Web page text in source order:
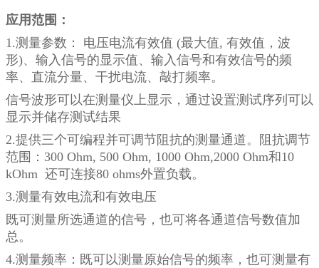
应用范围：
1.测量参数： 电压电流有效值 (最大值, 有效值，波
形)、输入信号的显示值、输入信号和有效信号的频
率、直流分量、干扰电流、敲打频率。
信号波形可以在测量仪上显示，通过设置测试序列可以
显示并储存测试结果
2.提供三个可编程并可调节阻抗的测量通道。阻抗调节
范围：300 Ohm, 500 Ohm, 1000 Ohm,2000 Ohm和10
kOhm 还可连接80 ohms外置负载。
3.测量有效电流和有效电压
既可测量所选通道的信号，也可将各通道信号数值加
总。
4.测量频率：既可以测量原始信号的频率，也可测量有